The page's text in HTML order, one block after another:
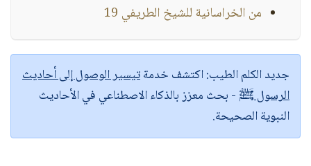
من الخراسانية للشيخ الطريفي 19
جديد الكلم الطيب:اكتشف خدمةتيسير الوصول إلى أحاديث
الرسول ﷺ - بحث معزز بالذكاء الاصطناعي في الأحاديث
النبوية الصحيحة.